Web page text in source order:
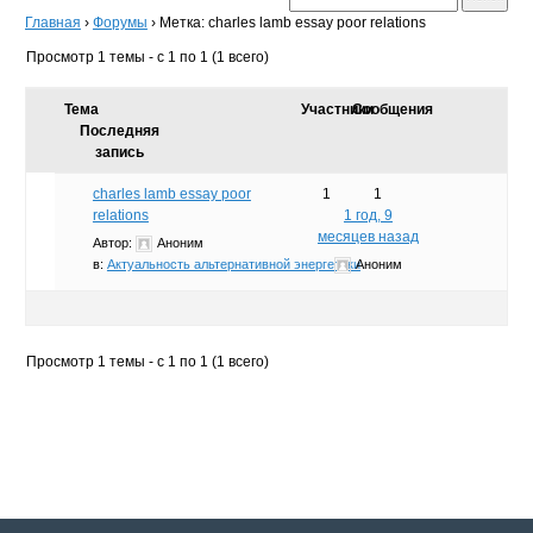
Главная › Форумы › Метка: charles lamb essay poor relations
Просмотр 1 темы - с 1 по 1 (1 всего)
Тема УчастникиСообщения
Последняя
запись
charles lamb essay poor
relations
Автор:
Аноним
в: Актуальность альтернативной энергетики
1
1
1 год, 9
месяцев назад
Аноним
Просмотр 1 темы - с 1 по 1 (1 всего)